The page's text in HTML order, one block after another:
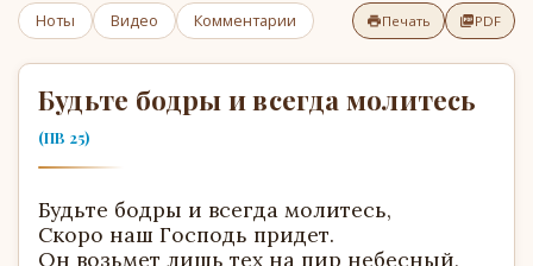
Ноты Видео Комментарии Печать PDF
Будьте бодры и всегда молитесь
(ПВ 25)
Будьте бодры и всегда молитесь,
Скоро наш Господь придет.
Он возьмет лишь тех на пир небесный,